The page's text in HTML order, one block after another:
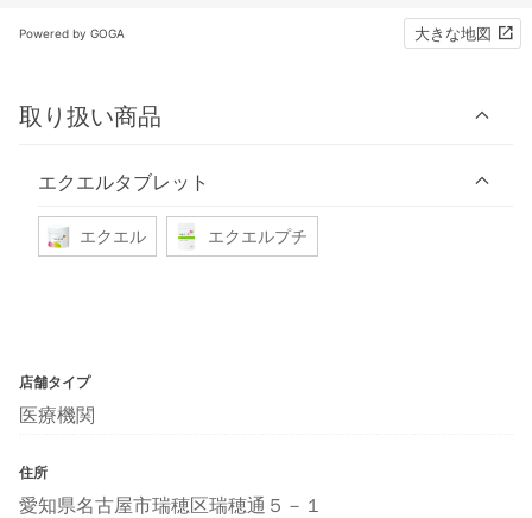
Powered by GOGA 大きな地図
取り扱い商品
エクエルタブレット
エクエル エクエルプチ
店舗タイプ
医療機関
住所
愛知県名古屋市瑞穂区瑞穂通５－１